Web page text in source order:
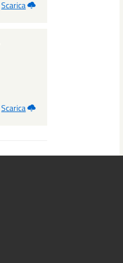
Scarica
Scarica